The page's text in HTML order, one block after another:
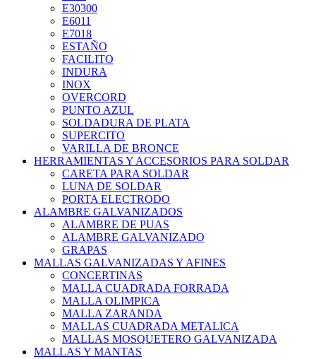
E30300
E6011
E7018
ESTAÑO
FACILITO
INDURA
INOX
OVERCORD
PUNTO AZUL
SOLDADURA DE PLATA
SUPERCITO
VARILLA DE BRONCE
HERRAMIENTAS Y ACCESORIOS PARA SOLDAR
CARETA PARA SOLDAR
LUNA DE SOLDAR
PORTA ELECTRODO
ALAMBRE GALVANIZADOS
ALAMBRE DE PUAS
ALAMBRE GALVANIZADO
GRAPAS
MALLAS GALVANIZADAS Y AFINES
CONCERTINAS
MALLA CUADRADA FORRADA
MALLA OLIMPICA
MALLA ZARANDA
MALLAS CUADRADA METALICA
MALLAS MOSQUETERO GALVANIZADA
MALLAS Y MANTAS